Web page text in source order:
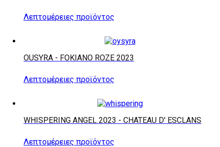
Λεπτομέρειες προϊόντος
OUSYRA - FOKIANO ROZE 2023
Λεπτομέρειες προϊόντος
WHISPERING ANGEL 2023 - CHATEAU D' ESCLANS
Λεπτομέρειες προϊόντος